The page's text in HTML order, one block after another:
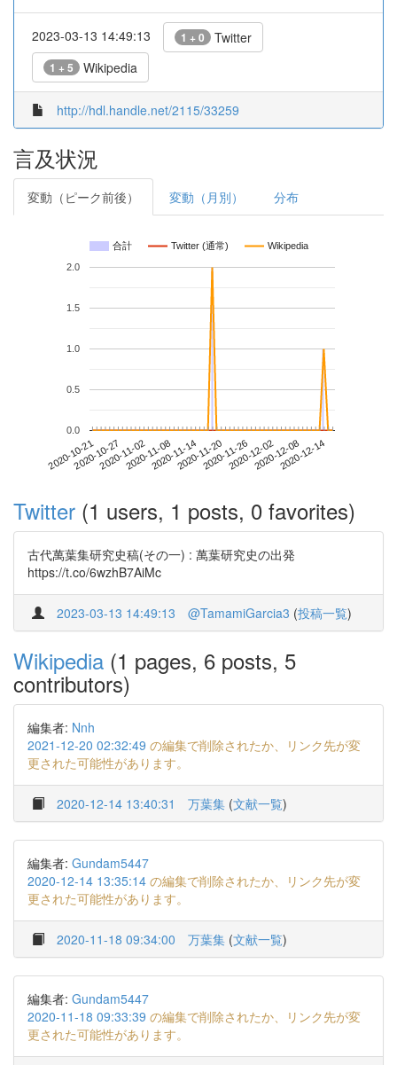
2023-03-13 14:49:13 1 + 0 Twitter
1 + 5 Wikipedia
http://hdl.handle.net/2115/33259
言及状況
変動（ピーク前後） 変動（月別） 分布
合計 Twitter (通常) Wikipedia
2020-10-212020-10-272020-11-022020-11-082020-11-142020-11-202020-11-262020-12-022020-12-082020-12-14
0.0
0.5
1.0
1.5
2.0
Twitter (1 users, 1 posts, 0 favorites)
古代萬葉集研究史稿(その一) : 萬葉研究史の出発
https://t.co/6wzhB7AiMc
2023-03-13 14:49:13 @TamamiGarcia3 (投稿一覧)
Wikipedia (1 pages, 6 posts, 5
contributors)
編集者: Nnh
2021-12-20 02:32:49 の編集で削除されたか、リンク先が変
更された可能性があります。
2020-12-14 13:40:31 万葉集 (文献一覧)
編集者: Gundam5447
2020-12-14 13:35:14 の編集で削除されたか、リンク先が変
更された可能性があります。
2020-11-18 09:34:00 万葉集 (文献一覧)
編集者: Gundam5447
2020-11-18 09:33:39 の編集で削除されたか、リンク先が変
更された可能性があります。